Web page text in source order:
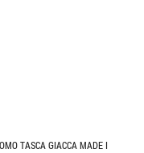
TASCA GIACCA MADE I